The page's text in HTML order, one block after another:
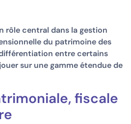
rôle central dans la gestion
du patrimoine des
entre certains
sur une gamme étendue de
fiscale